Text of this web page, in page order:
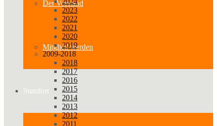
Der Vorstand
Mitglied werden
Standort
2023
2022
2021
2020
2019
2009-2018
2018
2017
2016
2015
2014
2013
2012
2011